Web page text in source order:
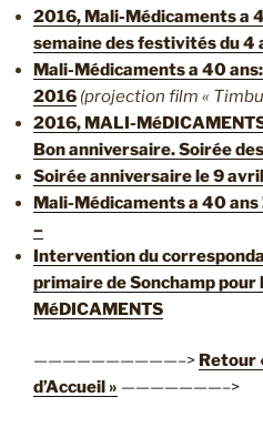
2016, Mali-Médicaments a
semaine des festivités du 4
Mali-Médicaments a 40
2016 (projection film «
2016, MALI-
Bon anniversaire. Soirée
Soirée anniversaire le 9
Mali-Médicaments a 40
–
Intervention du
primaire de Sonchamp pour
MéDICAMENTS
——————————–> Retour
d’Accueil » ———————–>